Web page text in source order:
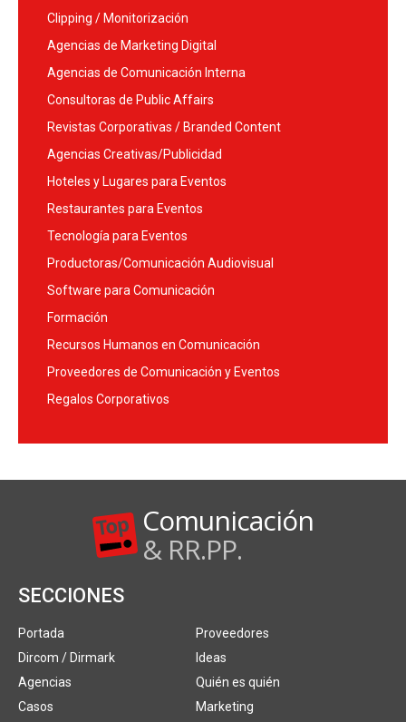
Clipping / Monitorización
Agencias de Marketing Digital
Agencias de Comunicación Interna
Consultoras de Public Affairs
Revistas Corporativas / Branded Content
Agencias Creativas/Publicidad
Hoteles y Lugares para Eventos
Restaurantes para Eventos
Tecnología para Eventos
Productoras/Comunicación Audiovisual
Software para Comunicación
Formación
Recursos Humanos en Comunicación
Proveedores de Comunicación y Eventos
Regalos Corporativos
Comunicación
& RR.PP.
SECCIONES
Portada
Dircom / Dirmark
Agencias
Casos
Proveedores
Ideas
Quién es quién
Marketing